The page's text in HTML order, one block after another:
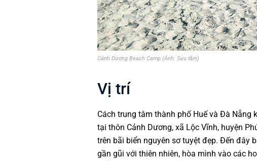
Cảnh Dương Beach Camp (Ảnh: Sưu tầm)
Vị trí
Cách trung tâm thành phố Huế và Đà Nẵng
tại thôn Cảnh Dương, xã Lộc Vĩnh, huyện
trên bãi biển nguyên sơ tuyệt đẹp. Đến đây
gần gũi với thiên nhiên, hòa mình vào các